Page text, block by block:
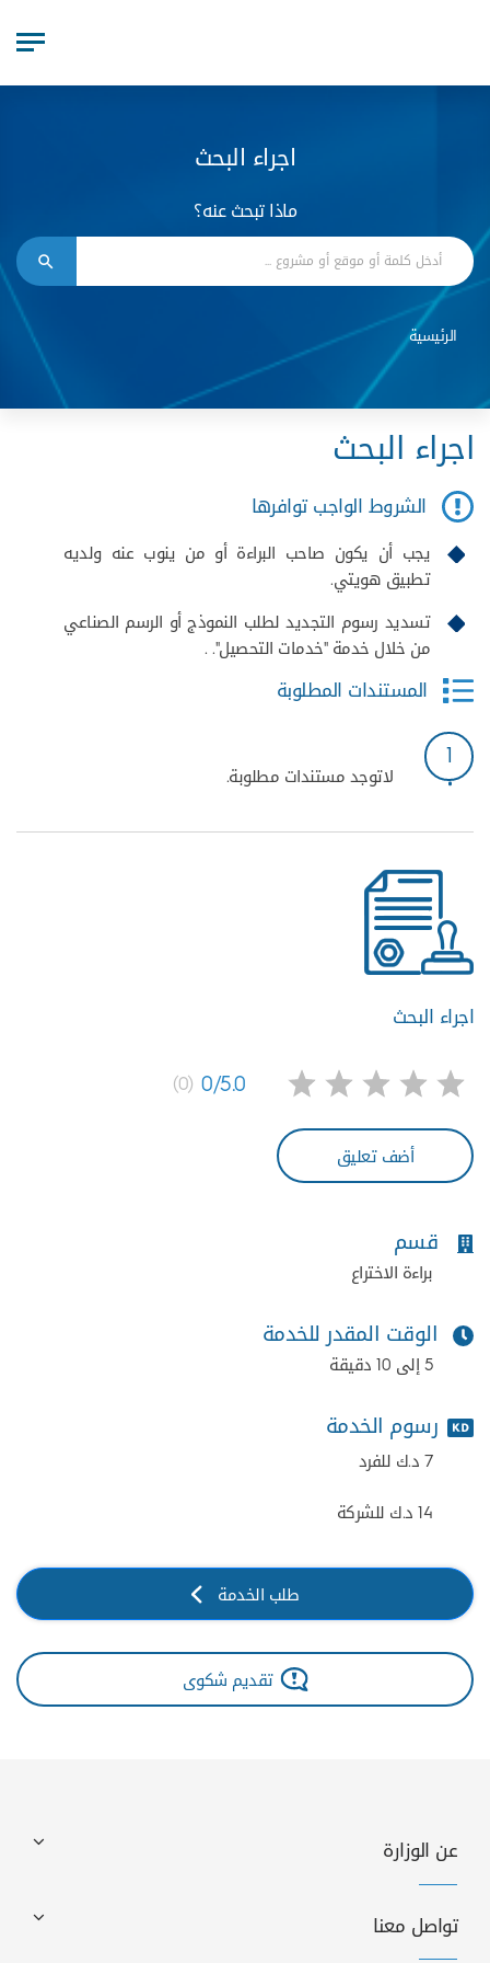
اجراء البحث
ماذا تبحث عنه؟
الرئيسية
اجراء البحث
الشروط الواجب توافرها
يجب أن يكون صاحب البراءة أو من ينوب عنه ولديه
تطبيق هويتي.
تسديد رسوم التجديد لطلب النموذج أو الرسم الصناعي
من خلال خدمة "خدمات التحصيل". .
المستندات المطلوبة
1 لاتوجد مستندات مطلوبة.
اجراء البحث
0/5.0
(0)
أضف تعليق
قسم
براءة الاختراع
الوقت المقدر للخدمة
5 إلى 10 دقيقة
رسوم الخدمة
7 د.ك للفرد
14 د.ك للشركة
طلب الخدمة
تقديم شكوى
عن الوزارة
تواصل معنا